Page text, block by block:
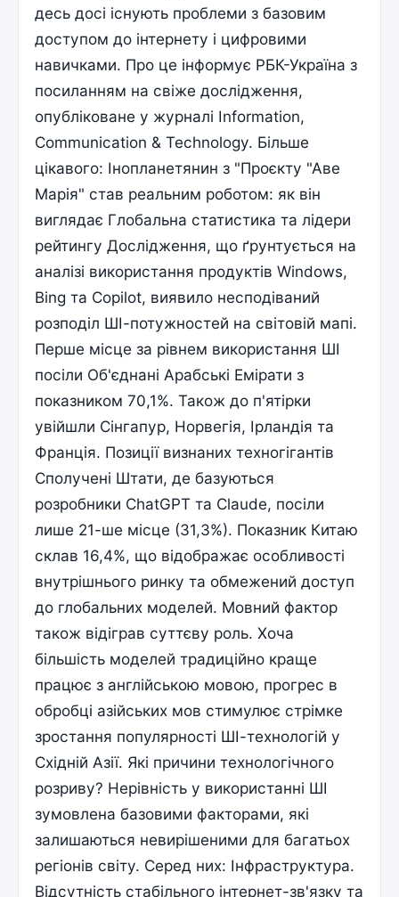
десь досі існують проблеми з базовим
доступом до інтернету і цифровими
навичками. Про це інформує РБК-Україна з
посиланням на свіже дослідження,
опубліковане у журналі Information,
Communication & Technology. Більше
цікавого: Інопланетянин з "Проєкту "Аве
Марія" став реальним роботом: як він
виглядає Глобальна статистика та лідери
рейтингу Дослідження, що ґрунтується на
аналізі використання продуктів Windows,
Bing та Copilot, виявило несподіваний
розподіл ШІ-потужностей на світовій мапі.
Перше місце за рівнем використання ШІ
посіли Об'єднані Арабські Емірати з
показником 70,1%. Також до п'ятірки
увійшли Сінгапур, Норвегія, Ірландія та
Франція. Позиції визнаних техногігантів
Сполучені Штати, де базуються
розробники ChatGPT та Claude, посіли
лише 21-ше місце (31,3%). Показник Китаю
склав 16,4%, що відображає особливості
внутрішнього ринку та обмежений доступ
до глобальних моделей. Мовний фактор
також відіграв суттєву роль. Хоча
більшість моделей традиційно краще
працює з англійською мовою, прогрес в
обробці азійських мов стимулює стрімке
зростання популярності ШІ-технологій у
Східній Азії. Які причини технологічного
розриву? Нерівність у використанні ШІ
зумовлена базовими факторами, які
залишаються невирішеними для багатьох
регіонів світу. Серед них: Інфраструктура.
Відсутність стабільного інтернет-зв'язку та